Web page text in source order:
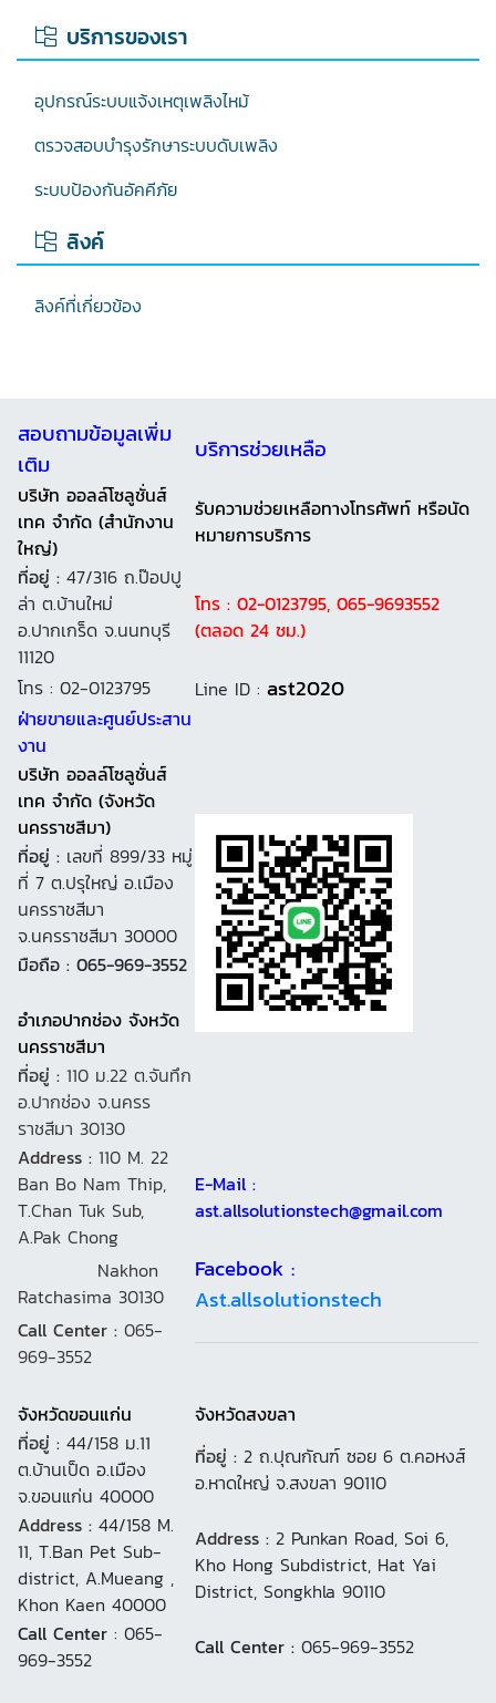
บริการของเรา
อุปกรณ์ระบบแจ้งเหตุเพลิงไหม้
ตรวจสอบบำรุงรักษาระบบดับเพลิง
ระบบป้องกันอัคคีภัย
ลิงค์
ลิงค์ที่เกี่ยวข้อง
สอบถามข้อมูลเพิ่ม
เติม
บริการช่วยเหลือ
บริษัท ออลล์โซลูชั่นส์
เทค จำกัด (สำนักงาน
ใหญ่)
รับความช่วยเหลือทางโทรศัพท์ หรือนัด
หมายการบริการ
ที่อยู่ : 47/316 ถ.ป๊อปปู
ล่า ต.บ้านใหม่
อ.ปากเกร็ด จ.นนทบุรี
11120
โทร : 02-0123795, 065-9693552
(ตลอด 24 ชม.)
โทร : 02-0123795 Line ID : ast2020
ฝ่ายขายและศูนย์ประสาน
งาน
บริษัท ออลล์โซลูชั่นส์
เทค จำกัด (จังหวัด
นครราชสีมา)
ที่อยู่ : เลขที่ 899/33 หมู่
ที่ 7 ต.ปรุใหญ่ อ.เมือง
นครราชสีมา
จ.นครราชสีมา 30000
มือถือ : 065-969-3552
อำเภอปากช่อง จังหวัด
นครราชสีมา
ที่อยู่ : 110 ม.22 ต.จันทึก
อ.ปากช่อง จ.นครร
ราชสีมา 30130
Address : 110 M. 22
Ban Bo Nam Thip,
T.Chan Tuk Sub,
A.Pak Chong
E-Mail :
ast.allsolutionstech@gmail.com
Nakhon
Ratchasima 30130
Facebook :
Ast.allsolutionstech
Call Center : 065-
969-3552
จังหวัดขอนแก่น
จังหวัดสงขลา
ที่อยู่ : 44/158 ม.11
ต.บ้านเป็ด อ.เมือง
จ.ขอนแก่น 40000
ที่อยู่ : 2 ถ.ปุณกัณฑ์ ซอย 6 ต.คอหงส์
อ.หาดใหญ่ จ.สงขลา 90110
Address : 44/158 M.
11, T.Ban Pet Sub-
district, A.Mueang ,
Khon Kaen 40000
Address : 2 Punkan Road, Soi 6,
Kho Hong Subdistrict, Hat Yai
District, Songkhla 90110
Call Center : 065-
969-3552
Call Center : 065-969-3552